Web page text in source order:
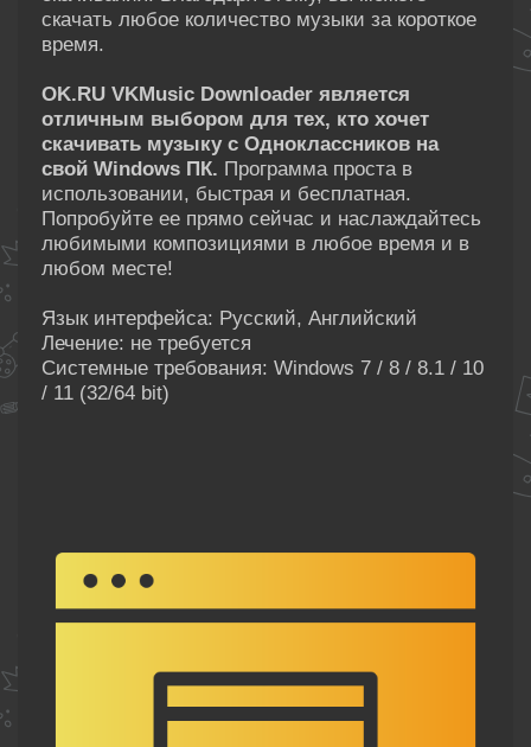
скачать любое количество музыки за короткое
время.
OK.RU VKMusic Downloader является
отличным выбором для тех, кто хочет
скачивать музыку с Одноклассников на
свой Windows ПК. Программа проста в
использовании, быстрая и бесплатная.
Попробуйте ее прямо сейчас и наслаждайтесь
любимыми композициями в любое время и в
любом месте!
Язык интерфейса: Русский, Английский
Лечение: не требуется
Системные требования: Windows 7 / 8 / 8.1 / 10
/ 11 (32/64 bit)